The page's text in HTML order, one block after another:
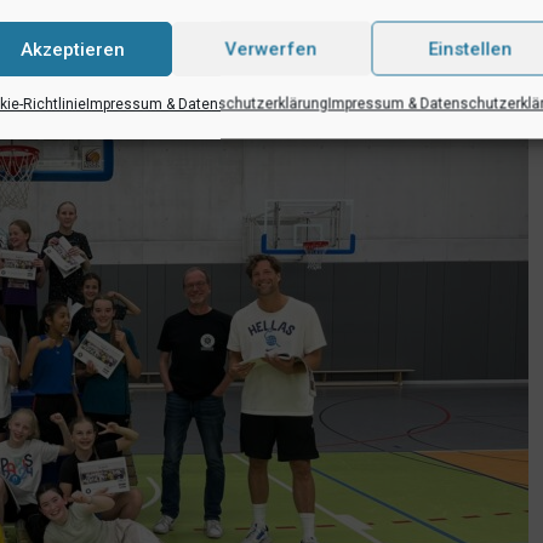
Akzeptieren Verwerfen Einstellen
RichtlinieImpressum & DatenschutzerklärungImpressum &